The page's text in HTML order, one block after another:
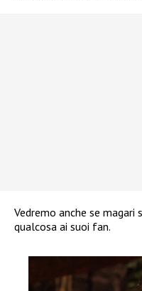
Vedremo anche se magari
qualcosa ai suoi fan.